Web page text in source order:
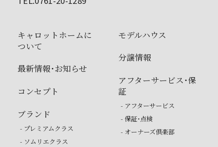
キャロットホームに
ついて
最新情報・お知らせ
コンセプト
ブランド
- プレミアムクラス
- ソムリエクラス
モデルハウス
分譲情報
アフターサービス・保
証
- アフターサービス
- 保証・点検
- オーナーズ倶楽部